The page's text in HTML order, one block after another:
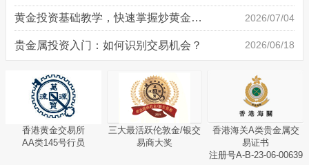
黄金投资基础教学，快速掌握炒黄金技巧 2026/07/04
贵金属投资入门：如何识别交易机会？ 2026/06/18
香港黄金交易所
AA类145号行员
三大最活跃伦敦金/银交
易商大奖
香港海关A类贵金属交
易证书
注册号A-B-23-06-00639